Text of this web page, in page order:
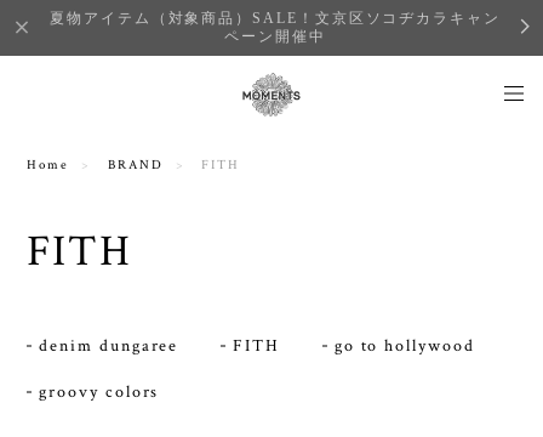
夏物アイテム（対象商品）SALE！文京区ソコヂカラキャン
ペーン開催中
Home BRAND FITH
FITH
denim dungaree FITH go to hollywood
groovy colors